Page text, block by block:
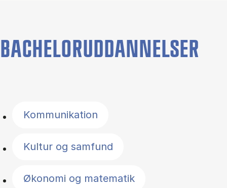
BACHELORUDDANNELSER
Kommunikation
Kultur og samfund
Økonomi og matematik